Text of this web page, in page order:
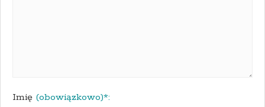
Imię (obowiązkowo)*: